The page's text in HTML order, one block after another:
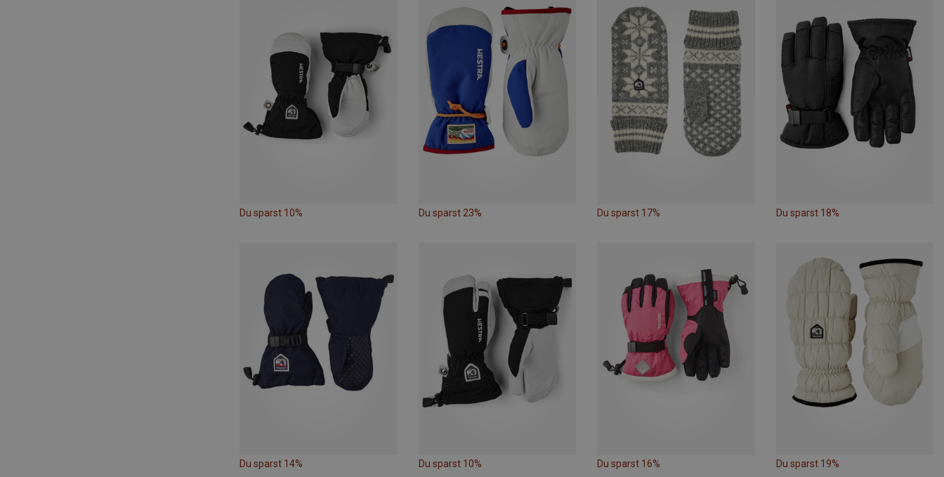
Du sparst 10% Du sparst 23% Du sparst 17% Du sparst 18%
Du sparst 14% Du sparst 10% Du sparst 16% Du sparst 19%